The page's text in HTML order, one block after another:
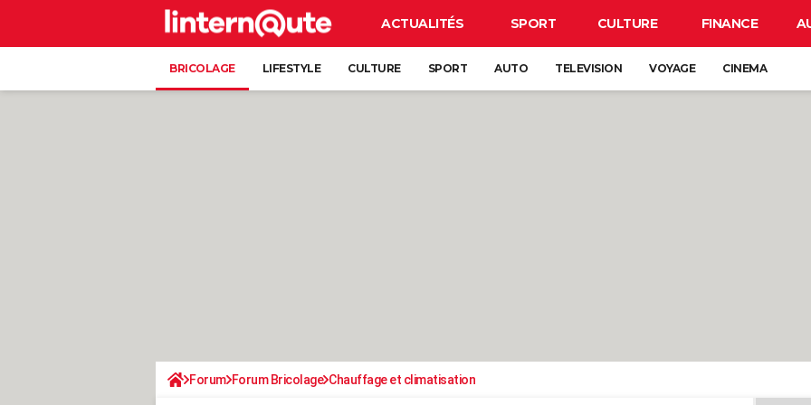
ACTUALITÉS SPORT CULTURE FINANCE
BRICOLAGE LIFESTYLE CULTURE SPORT AUTO TELEVISION VOYAGE CINEMA
Forum Forum Bricolage Chauffage et climatisation